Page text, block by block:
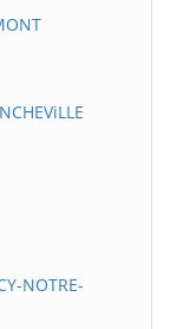
NOTRE-